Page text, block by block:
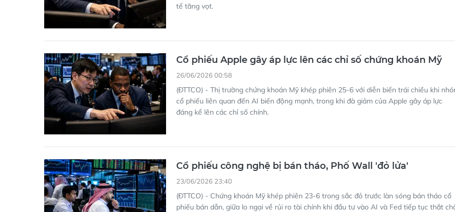
tế tăng vọt.
Cổ phiếu Apple gây áp lực lên các chỉ số chứng khoán Mỹ
26/06/2026 00:58
(ĐTTCO) - Thị trường chứng khoán Mỹ khép phiên 25-6 với diễn biến trái chiều khi
cổ phiếu liên quan đến AI biến động mạnh, trong khi đà giảm của Apple gây áp lực
đáng kể lên các chỉ số chính.
Cổ phiếu công nghệ bị bán tháo, Phố Wall 'đỏ lửa'
23/06/2026 23:40
(ĐTTCO) - Chứng khoán Mỹ khép phiên 23-6 trong sắc đỏ trước làn sóng bán tháo cổ
phiếu bán dẫn, giữa lo ngại về rủi ro tài chính khi đầu tư vào AI và Fed tiếp tục thắt